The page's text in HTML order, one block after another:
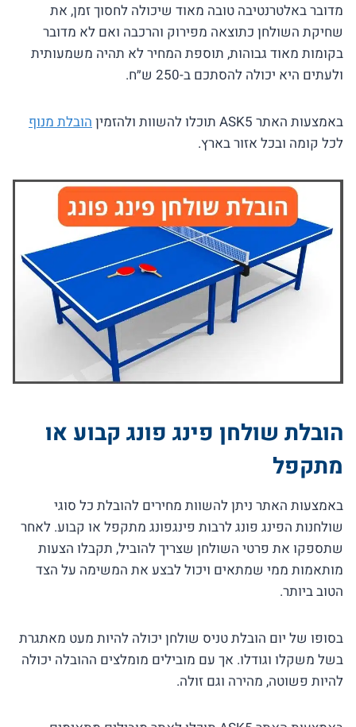
מדובר באלטרנטיבה טובה מאוד שיכולה לחסוך זמן, את
שחיקת השולחן כתוצאה מפירוק והרכבה ואם לא מדובר
בקומות מאוד גבוהות, תוספת המחיר לא תהיה משמעותית
ולעתים היא יכולה להסתכם ב-250 ש״ח.
באמצעות האתר ASK5 תוכלו להשוות ולהזמין
הובלת מנוף
לכל קומה ובכל אזור בארץ.
הובלת שולחן פינג פונג קבוע או
מתקפל
באמצעות האתר ניתן להשוות מחירים להובלת כל סוגי
שולחנות הפינג פונג לרבות פינגפונג מתקפל או קבוע. לאחר
שתספקו את פרטי השולחן שצריך להוביל, תקבלו הצעות
מותאמות ממי שמתאים ויכול לבצע את המשימה על הצד
הטוב ביותר.
בסופו של יום הובלת טניס שולחן יכולה להיות מעט מאתגרת
בשל משקלו וגודלו. אך עם מובילים מומלצים ההובלה יכולה
להיות פשוטה, מהירה וגם זולה.